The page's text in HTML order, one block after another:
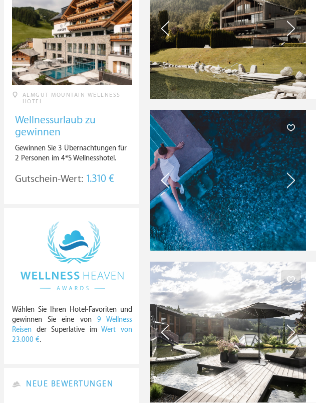
ALMGUT MOUNTAIN WELLNESS
HOTEL
Wellnessurlaub zu
gewinnen
Gewinnen Sie 3 Übernachtungen für
2 Personen im 4*S Wellnesshotel.
Gutschein-Wert: 1.310 €
Wählen Sie Ihren Hotel-Favoriten und
gewinnen Sie eine von 9 Wellness
Reisen der Superlative imWert von
23.000 €.
NEUE BEWERTUNGEN